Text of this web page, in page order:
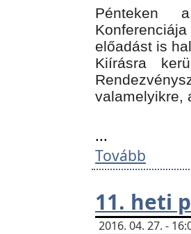
Pénteken
előadást is
Kiírásra
valamelyikre,
...
Tovább
11. heti
2016. 04. 27. -